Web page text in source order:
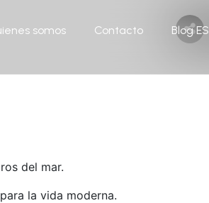
somos Contacto Blog ES
del mar.
la vida moderna.